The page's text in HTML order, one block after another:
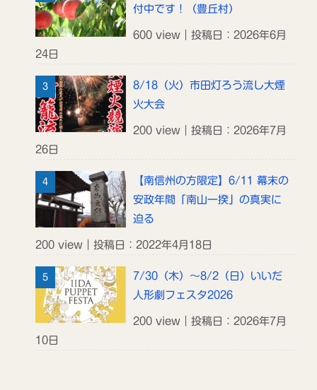
付中です！（豊丘村）
600 view｜投稿日：2026年6月
24日
8/18（火）市田灯ろう流し大煙
火大会
200 view｜投稿日：2026年7月
26日
【南信州の方限定】6/11 幕末の
安政年間「南山一揆」の真実に
迫る
200 view｜投稿日：2022年4月18日
7/30（木）～8/2（日）いいだ
人形劇フェスタ2026
200 view｜投稿日：2026年7月
10日